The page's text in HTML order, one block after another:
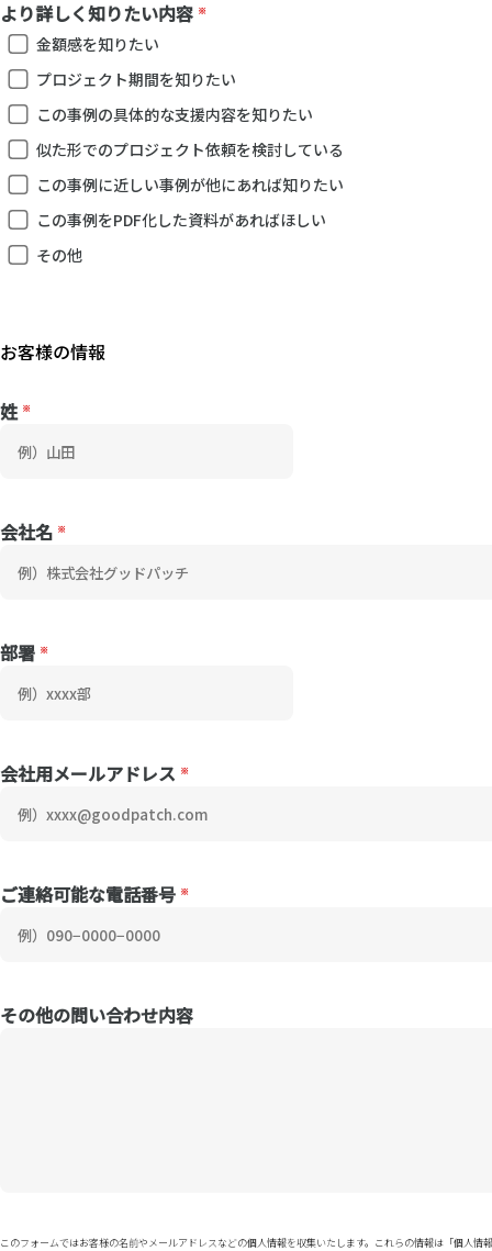
より詳しく知りたい内容
金額感を知りたい
プロジェクト期間を知りたい
この事例の具体的な支援内容を知りたい
似た形でのプロジェクト依頼を検討している
この事例に近しい事例が他にあれば知りたい
この事例をPDF化した資料があればほしい
その他
姓
会社名
部署
会社用メールアドレス
ご連絡可能な電話番号
その他の問い合わせ内容
このフォームではお客様の名前やメールアドレスなどの個人情報を収集いたします。これらの情報は「個人